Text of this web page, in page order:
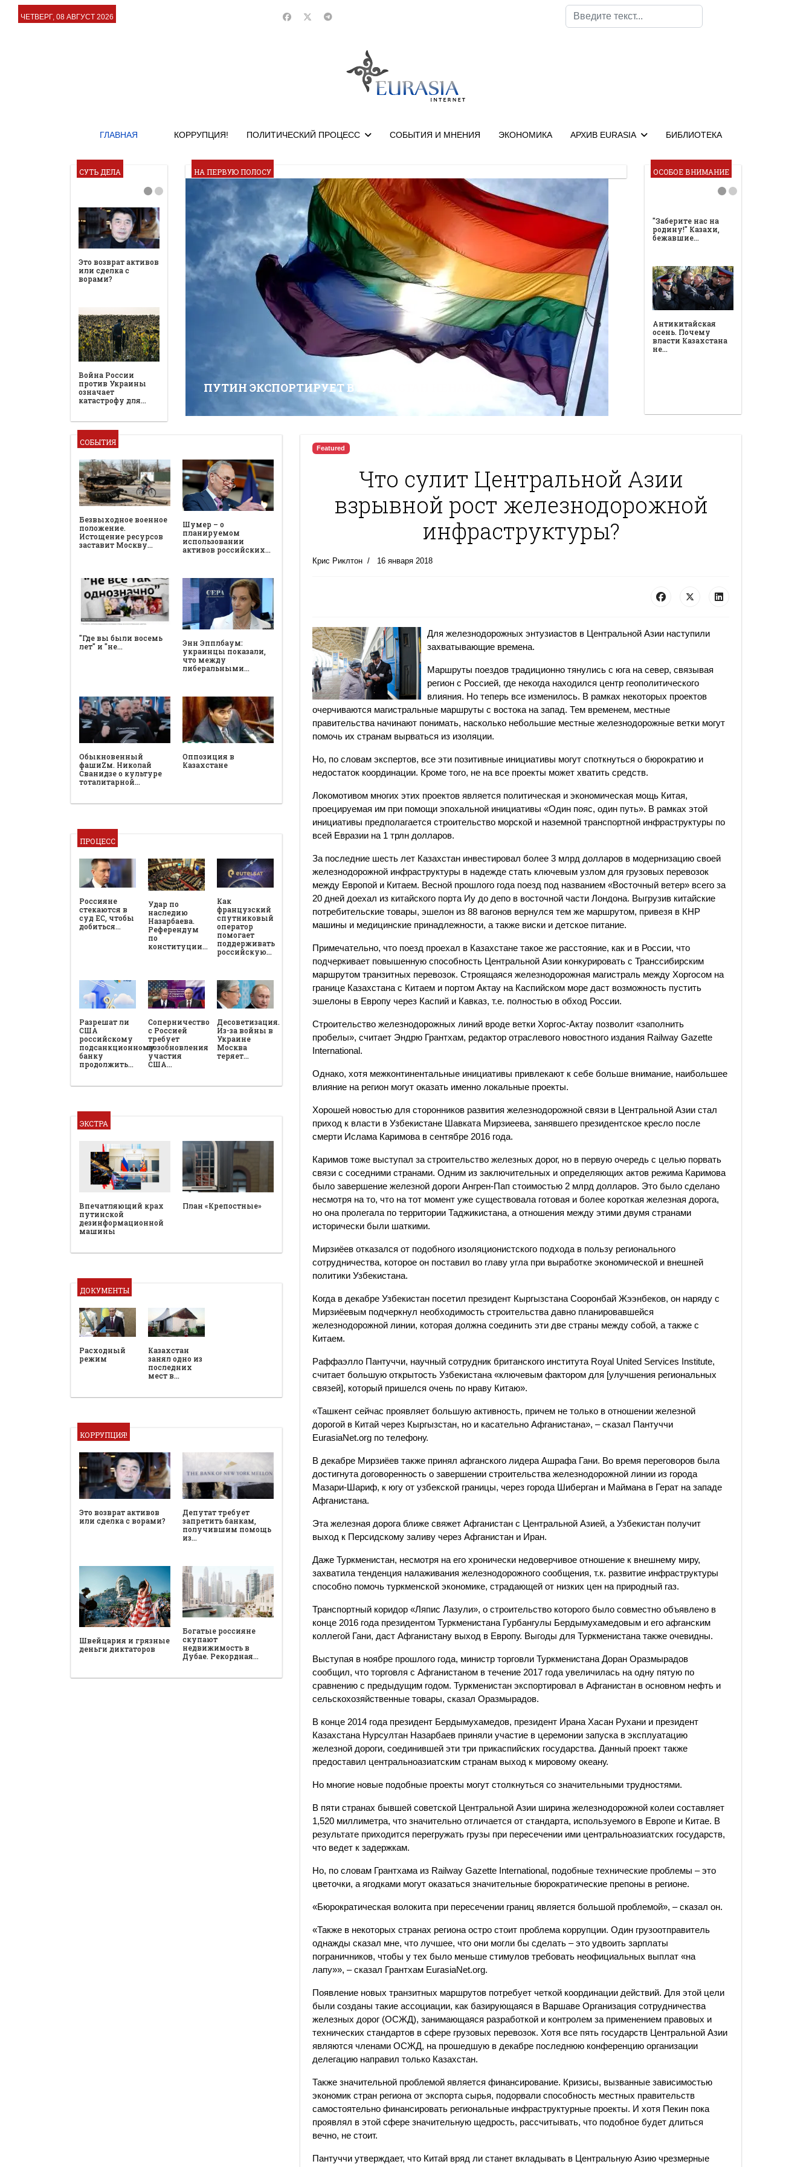
ЧЕТВЕРГ, 08 АВГУСТ 2026
Поиск
ГЛАВНАЯ КОРРУПЦИЯ! ПОЛИТИЧЕСКИЙ ПРОЦЕСС СОБЫТИЯ И МНЕНИЯ ЭКОНОМИКА АРХИВ EURASIA БИБЛИОТЕКА
СУТЬ ДЕЛА НА ПЕРВУЮ ПОЛОСУ
ПУТИН ЭКСПОРТИРУЕТ В КАЗАХСТАН НЕНАВИСТЬ
ОСОБОЕ ВНИМАНИЕ
СОБЫТИЯ
Безвыходное военное
положение.
Истощение ресурсов
заставит Москву…
Шумер – о
планируемом
использовании
активов российских…
"Где вы были восемь
лет" и "не…
Энн Эпплбаум:
украинцы показали,
что между
либеральными…
Обыкновенный
фашиZм. Николай
Сванидзе о культуре
тоталитарной…
Оппозиция в
Казахстане
ПРОЦЕСС
Россияне
стекаются в
суд ЕС, чтобы
добиться…
Удар по
наследию
Назарбаева.
Референдум
по
конституции…
Как
французский
спутниковый
оператор
помогает
поддерживать
российскую…
Разрешат ли
США
российскому
подсанкционному
банку
продолжить…
Соперничество
с Россией
требует
возобновления
участия
США…
Десоветизация.
Из-за войны в
Украине
Москва
теряет…
ЭКСТРА
Впечатляющий крах
путинской
дезинформационной
машины
План «Крепостные»
ДОКУМЕНТЫ
Расходный
режим
Казахстан
занял одно из
последних
мест в…
КОРРУПЦИЯ!
Это возврат активов
или сделка с ворами?
Депутат требует
запретить банкам,
получившим помощь
из…
Швейцария и грязные
деньги диктаторов
Богатые россияне
скупают
недвижимость в
Дубае. Рекордная…
Featured
Что сулит Центральной Азии
взрывной рост железнодорожной
инфраструктуры?
Крис Риклтон 16 января 2018
Для железнодорожных энтузиастов в Центральной Азии наступили
захватывающие времена.
Маршруты поездов традиционно тянулись с юга на север, связывая
регион с Россией, где некогда находился центр геополитического
влияния. Но теперь все изменилось. В рамках некоторых проектов
очерчиваются магистральные маршруты с востока на запад. Тем временем, местные
правительства начинают понимать, насколько небольшие местные железнодорожные ветки могут
помочь их странам вырваться из изоляции.
Но, по словам экспертов, все эти позитивные инициативы могут споткнуться о бюрократию и
недостаток координации. Кроме того, не на все проекты может хватить средств.
Локомотивом многих этих проектов является политическая и экономическая мощь Китая,
проецируемая им при помощи эпохальной инициативы «Один пояс, один путь». В рамках этой
инициативы предполагается строительство морской и наземной транспортной инфраструктуры по
всей Евразии на 1 трлн долларов.
За последние шесть лет Казахстан инвестировал более 3 млрд долларов в модернизацию своей
железнодорожной инфраструктуры в надежде стать ключевым узлом для грузовых перевозок
между Европой и Китаем. Весной прошлого года поезд под названием «Восточный ветер» всего за
20 дней доехал из китайского порта Иу до депо в восточной части Лондона. Выгрузив китайские
потребительские товары, эшелон из 88 вагонов вернулся тем же маршрутом, привезя в КНР
машины и медицинские принадлежности, а также виски и детское питание.
Примечательно, что поезд проехал в Казахстане такое же расстояние, как и в России, что
подчеркивает повышенную способность Центральной Азии конкурировать с Транссибирским
маршрутом транзитных перевозок. Строящаяся железнодорожная магистраль между Хоргосом на
границе Казахстана с Китаем и портом Актау на Каспийском море даст возможность пустить
эшелоны в Европу через Каспий и Кавказ, т.е. полностью в обход России.
Строительство железнодорожных линий вроде ветки Хоргос-Актау позволит «заполнить
пробелы», считает Эндрю Грантхам, редактор отраслевого новостного издания Railway Gazette
International.
Однако, хотя межконтинентальные инициативы привлекают к себе больше внимание, наибольшее
влияние на регион могут оказать именно локальные проекты.
Хорошей новостью для сторонников развития железнодорожной связи в Центральной Азии стал
приход к власти в Узбекистане Шавката Мирзиеева, занявшего президентское кресло после
смерти Ислама Каримова в сентябре 2016 года.
Каримов тоже выступал за строительство железных дорог, но в первую очередь с целью порвать
связи с соседними странами. Одним из заключительных и определяющих актов режима Каримова
было завершение железной дороги Ангрен-Пап стоимостью 2 млрд долларов. Это было сделано
несмотря на то, что на тот момент уже существовала готовая и более короткая железная дорога,
но она пролегала по территории Таджикистана, а отношения между этими двумя странами
исторически были шаткими.
Мирзиёев отказался от подобного изоляционистского подхода в пользу регионального
сотрудничества, которое он поставил во главу угла при выработке экономической и внешней
политики Узбекистана.
Когда в декабре Узбекистан посетил президент Кыргызстана Сооронбай Жээнбеков, он наряду с
Мирзиёевым подчеркнул необходимость строительства давно планировавшейся
железнодорожной линии, которая должна соединить эти две страны между собой, а также с
Китаем.
Раффаэлло Пантуччи, научный сотрудник британского института Royal United Services Institute,
считает большую открытость Узбекистана «ключевым фактором для [улучшения региональных
связей], который пришелся очень по нраву Китаю».
«Ташкент сейчас проявляет большую активность, причем не только в отношении железной
дорогой в Китай через Кыргызстан, но и касательно Афганистана», – сказал Пантуччи
EurasiaNet.org по телефону.
В декабре Мирзиёев также принял афганского лидера Ашрафа Гани. Во время переговоров была
достигнута договоренность о завершении строительства железнодорожной линии из города
Мазари-Шариф, к югу от узбекской границы, через города Шиберган и Маймана в Герат на западе
Афганистана.
Эта железная дорога ближе свяжет Афганистан с Центральной Азией, а Узбекистан получит
выход к Персидскому заливу через Афганистан и Иран.
Даже Туркменистан, несмотря на его хронически недоверчивое отношение к внешнему миру,
захватила тенденция налаживания железнодорожного сообщения, т.к. развитие инфраструктуры
способно помочь туркменской экономике, страдающей от низких цен на природный газ.
Транспортный коридор «Ляпис Лазули», о строительство которого было совместно объявлено в
конце 2016 года президентом Туркменистана Гурбангулы Бердымухамедовым и его афганским
коллегой Гани, даст Афганистану выход в Европу. Выгоды для Туркменистана также очевидны.
Выступая в ноябре прошлого года, министр торговли Туркменистана Доран Оразмырадов
сообщил, что торговля с Афганистаном в течение 2017 года увеличилась на одну пятую по
сравнению с предыдущим годом. Туркменистан экспортировал в Афганистан в основном нефть и
сельскохозяйственные товары, сказал Оразмырадов.
В конце 2014 года президент Бердымухамедов, президент Ирана Хасан Рухани и президент
Казахстана Нурсултан Назарбаев приняли участие в церемонии запуска в эксплуатацию
железной дороги, соединившей эти три прикаспийских государства. Данный проект также
предоставил центральноазиатским странам выход к мировому океану.
Но многие новые подобные проекты могут столкнуться со значительными трудностями.
В пяти странах бывшей советской Центральной Азии ширина железнодорожной колеи составляет
1,520 миллиметра, что значительно отличается от стандарта, используемого в Европе и Китае. В
результате приходится перегружать грузы при пересечении ими центральноазиатских государств,
что ведет к задержкам.
Но, по словам Грантхама из Railway Gazette International, подобные технические проблемы – это
цветочки, а ягодками могут оказаться значительные бюрократические препоны в регионе.
«Бюрократическая волокита при пересечении границ является большой проблемой», – сказал он.
«Также в некоторых странах региона остро стоит проблема коррупции. Один грузоотправитель
однажды сказал мне, что лучшее, что они могли бы сделать – это удвоить зарплаты
пограничников, чтобы у тех было меньше стимулов требовать неофициальных выплат «на
лапу»», – сказал Грантхам EurasiaNet.org.
Появление новых транзитных маршрутов потребует четкой координации действий. Для этой цели
были созданы такие ассоциации, как базирующаяся в Варшаве Организация сотрудничества
железных дорог (ОСЖД), занимающаяся разработкой и контролем за применением правовых и
технических стандартов в сфере грузовых перевозок. Хотя все пять государств Центральной Азии
являются членами ОСЖД, на прошедшую в декабре последнюю конференцию организации
делегацию направил только Казахстан.
Также значительной проблемой является финансирование. Кризисы, вызванные зависимостью
экономик стран региона от экспорта сырья, подорвали способность местных правительств
самостоятельно финансировать региональные инфраструктурные проекты. И хотя Пекин пока
проявлял в этой сфере значительную щедрость, рассчитывать, что подобное будет длиться
вечно, не стоит.
Пантуччи утверждает, что Китай вряд ли станет вкладывать в Центральную Азию чрезмерные